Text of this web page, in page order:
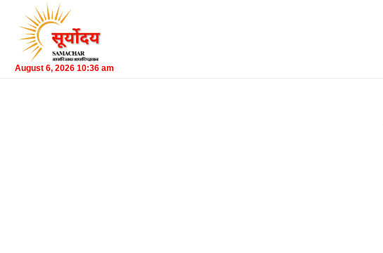
August 6, 2026 10:36 am